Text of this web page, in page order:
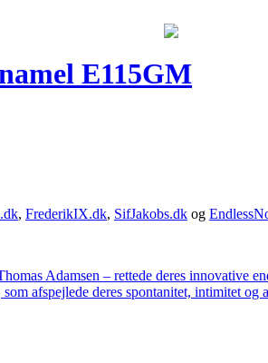
E115GM
, FrederikIX.dk, SifJakobs.dk og
Adamsen – rettede deres innovative
afspejlede deres spontanitet, intimitet